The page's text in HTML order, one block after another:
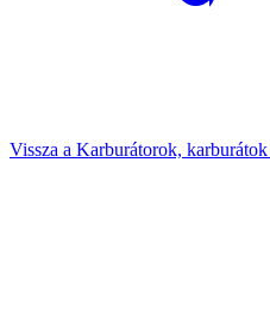
Vissza a Karburátorok,